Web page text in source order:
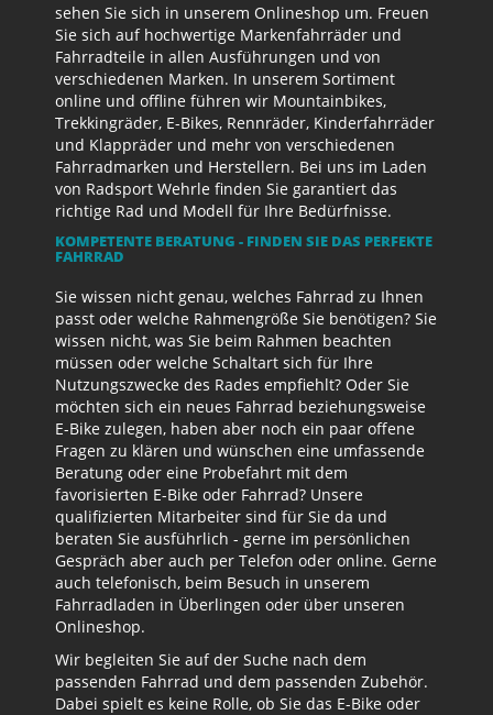
sehen Sie sich in unserem Onlineshop um. Freuen
Sie sich auf hochwertige Markenfahrräder und
Fahrradteile in allen Ausführungen und von
verschiedenen Marken. In unserem Sortiment
online und offline führen wir Mountainbikes,
Trekkingräder, E-Bikes, Rennräder, Kinderfahrräder
und Klappräder und mehr von verschiedenen
Fahrradmarken und Herstellern. Bei uns im Laden
von Radsport Wehrle finden Sie garantiert das
richtige Rad und Modell für Ihre Bedürfnisse.
KOMPETENTE BERATUNG - FINDEN SIE DAS PERFEKTE
FAHRRAD
Sie wissen nicht genau, welches Fahrrad zu Ihnen
passt oder welche Rahmengröße Sie benötigen? Sie
wissen nicht, was Sie beim Rahmen beachten
müssen oder welche Schaltart sich für Ihre
Nutzungszwecke des Rades empfiehlt? Oder Sie
möchten sich ein neues Fahrrad beziehungsweise
E-Bike zulegen, haben aber noch ein paar offene
Fragen zu klären und wünschen eine umfassende
Beratung oder eine Probefahrt mit dem
favorisierten E-Bike oder Fahrrad? Unsere
qualifizierten Mitarbeiter sind für Sie da und
beraten Sie ausführlich - gerne im persönlichen
Gespräch aber auch per Telefon oder online. Gerne
auch telefonisch, beim Besuch in unserem
Fahrradladen in Überlingen oder über unseren
Onlineshop.
Wir begleiten Sie auf der Suche nach dem
passenden Fahrrad und dem passenden Zubehör.
Dabei spielt es keine Rolle, ob Sie das E-Bike oder